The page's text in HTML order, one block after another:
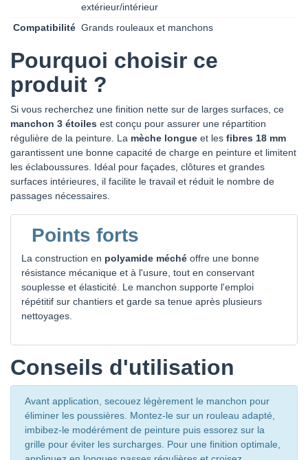
extérieur/intérieur
Compatibilité Grands rouleaux et manchons
Pourquoi choisir ce
produit ?
Si vous recherchez une finition nette sur de larges surfaces, ce
manchon 3 étoiles est conçu pour assurer une répartition
régulière de la peinture. La mèche longue et les fibres 18 mm
garantissent une bonne capacité de charge en peinture et limitent
les éclaboussures. Idéal pour façades, clôtures et grandes
surfaces intérieures, il facilite le travail et réduit le nombre de
passages nécessaires.
Points forts
La construction en polyamide méché offre une bonne
résistance mécanique et à l'usure, tout en conservant
souplesse et élasticité. Le manchon supporte l'emploi
répétitif sur chantiers et garde sa tenue après plusieurs
nettoyages.
Conseils d'utilisation
Avant application, secouez légèrement le manchon pour
éliminer les poussières. Montez-le sur un rouleau adapté,
imbibez-le modérément de peinture puis essorez sur la
grille pour éviter les surcharges. Pour une finition optimale,